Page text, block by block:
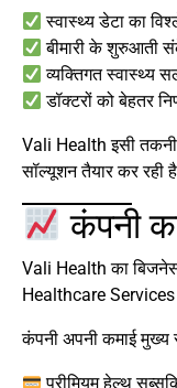
स्वास्थ्य डेटा का
बीमारी के शुरुआती
व्यक्तिगत स्वास्थ्य
डॉक्टरों को बेहतर
Vali Health इसी
सॉल्यूशन तैयार कर रही
कंपनी
Vali Health का
Healthcare Services
कंपनी अपनी कमाई
प्रीमियम हेल्थ